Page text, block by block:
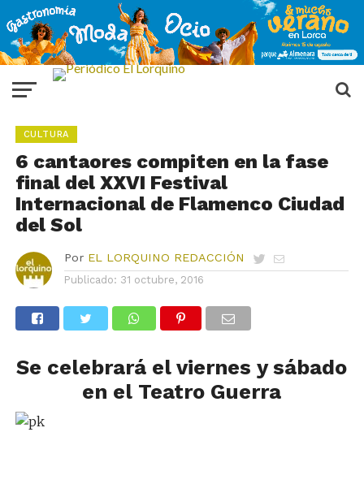
CULTURA
6 cantaores compiten en la fase
final del XXVI Festival
Internacional de Flamenco Ciudad
del Sol
Por EL LORQUINO REDACCIÓN
Publicado: 31 octubre, 2016
Se celebrará el viernes y sábado
en el Teatro Guerra